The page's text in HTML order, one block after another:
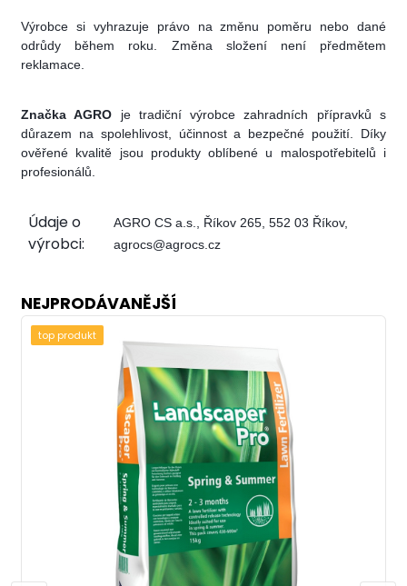
Výrobce si vyhrazuje právo na změnu poměru nebo dané
odrůdy během roku. Změna složení není předmětem
reklamace.
Značka AGRO je tradiční výrobce zahradních přípravků s
důrazem na spolehlivost, účinnost a bezpečné použití. Díky
ověřené kvalitě jsou produkty oblíbené u malospotřebitelů i
profesionálů.
Údaje o
výrobci:
AGRO CS a.s., Říkov 265, 552 03 Říkov,
agrocs@agrocs.cz
NEJPRODÁVANĚJŠÍ
top produkt